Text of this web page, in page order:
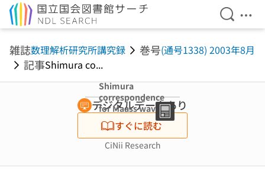
検索を
メ
雑誌数理解析研究所講究録 巻号(通号1338) 2003年8月
記事Shimura co...
Shimura
correspondence
for Maass wave
forms and
Selberg zeta
functions
(Automorphic
forms and
デジタルデータあり
すぐに読む
CiNii Research